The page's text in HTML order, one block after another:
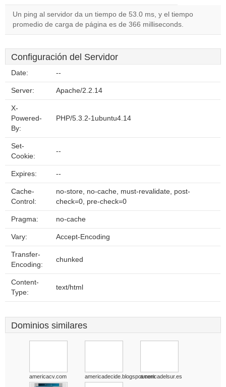
Un ping al servidor da un tiempo de 53.0 ms, y el tiempo
promedio de carga de página es de 366 milliseconds.
Configuración del Servidor
Date: --
Server: Apache/2.2.14
X-
Powered-
By:
PHP/5.3.2-1ubuntu4.14
Set-
Cookie:
--
Expires: --
Cache-
Control:
no-store, no-cache, must-revalidate, post-
check=0, pre-check=0
Pragma: no-cache
Vary: Accept-Encoding
Transfer-
Encoding:
chunked
Content-
Type:
text/html
Dominios similares
americacv.com americadecide.blogspot.comamericadelsur.es